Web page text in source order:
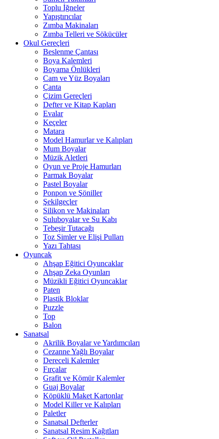
Toplu İğneler
Yapıştırıcılar
Zımba Makinaları
Zımba Telleri ve Sökücüler
Okul Gereçleri
Beslenme Çantası
Boya Kalemleri
Boyama Önlükleri
Cam ve Yüz Boyaları
Çanta
Çizim Gereçleri
Defter ve Kitap Kapları
Evalar
Keçeler
Matara
Model Hamurlar ve Kalıpları
Mum Boyalar
Müzik Aletleri
Oyun ve Proje Hamurları
Parmak Boyalar
Pastel Boyalar
Ponpon ve Şöniller
Şekilgeçler
Silikon ve Makinaları
Suluboyalar ve Su Kabı
Tebeşir Tutacağı
Toz Simler ve Elişi Pulları
Yazı Tahtası
Oyuncak
Ahşap Eğitici Oyuncaklar
Ahşap Zeka Oyunları
Müzikli Eğitici Oyuncaklar
Paten
Plastik Bloklar
Puzzle
Top
Balon
Sanatsal
Akrilik Boyalar ve Yardımcıları
Cezanne Yağlı Boyalar
Dereceli Kalemler
Fırçalar
Grafit ve Kömür Kalemler
Guaj Boyalar
Köpüklü Maket Kartonlar
Model Killer ve Kalıpları
Paletler
Sanatsal Defterler
Sanatsal Resim Kağıtları